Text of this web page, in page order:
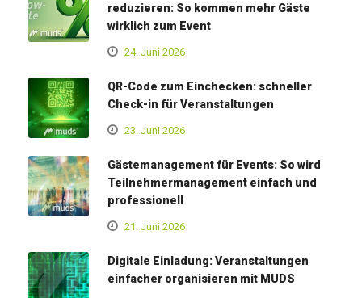
reduzieren: So kommen mehr Gäste
wirklich zum Event
24. Juni 2026
QR-Code zum Einchecken: schneller
Check-in für Veranstaltungen
23. Juni 2026
Gästemanagement für Events: So wird
Teilnehmermanagement einfach und
professionell
21. Juni 2026
Digitale Einladung: Veranstaltungen
einfacher organisieren mit MUDS